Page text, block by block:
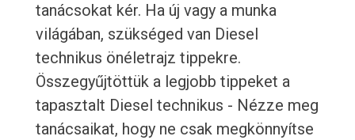
tanácsokat kér. Ha új vagy a munka
világában, szükséged van Diesel
technikus önéletrajz tippekre.
Összegyűjtöttük a legjobb tippeket a
tapasztalt Diesel technikus - Nézze meg
tanácsaikat, hogy ne csak megkönnyítse